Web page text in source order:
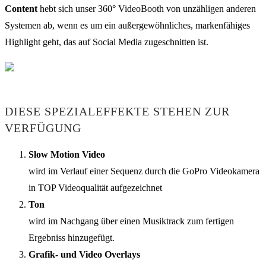
Content hebt sich unser 360° VideoBooth von unzähligen anderen
Systemen ab, wenn es um ein außergewöhnliches, markenfähiges
Highlight geht, das auf Social Media zugeschnitten ist.
DIESE SPEZIALEFFEKTE STEHEN ZUR
VERFÜGUNG
Slow Motion Video
wird im Verlauf einer Sequenz durch die GoPro Videokamera
in TOP Videoqualität aufgezeichnet
Ton
wird im Nachgang über einen Musiktrack zum fertigen
Ergebniss hinzugefügt.
Grafik- und Video Overlays